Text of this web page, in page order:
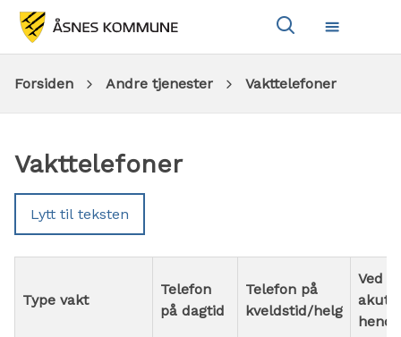
Meny
Du
her:
Forsiden Andre tjenester Vakttelefoner
Vakttelefoner
Lytt til teksten
Type vakt
Telefon
på dagtid
Telefon på
kveldstid/helg
Ved
akutte